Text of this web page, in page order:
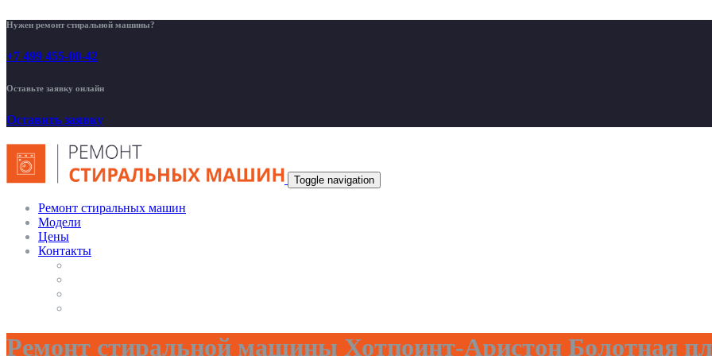
Нужен ремонт стиральной машины?
+7 499 455-00-42
Оставьте заявку онлайн
Оставить заявку
Toggle navigation
Ремонт стиральных машин
Модели
Цены
Контакты
Ремонт стиральной машины Хотпоинт-Аристон Болотная